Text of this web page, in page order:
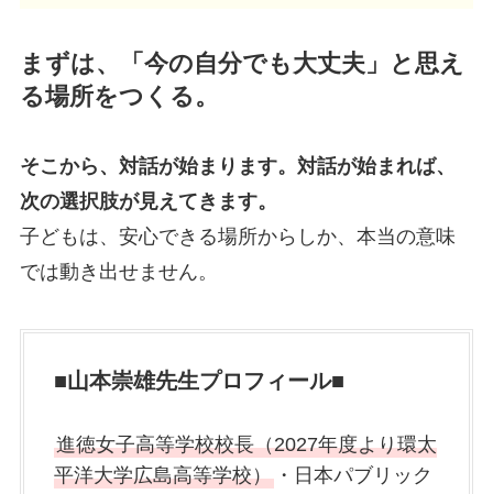
まずは、「今の自分でも大丈夫」と思え
る場所をつくる。
そこから、対話が始まります。対話が始まれば、
次の選択肢が見えてきます。
子どもは、安心できる場所からしか、本当の意味
では動き出せません。
■山本崇雄先生プロフィール■
進徳女子高等学校校長（2027年度より環太
平洋大学広島高等学校）・日本パブリック